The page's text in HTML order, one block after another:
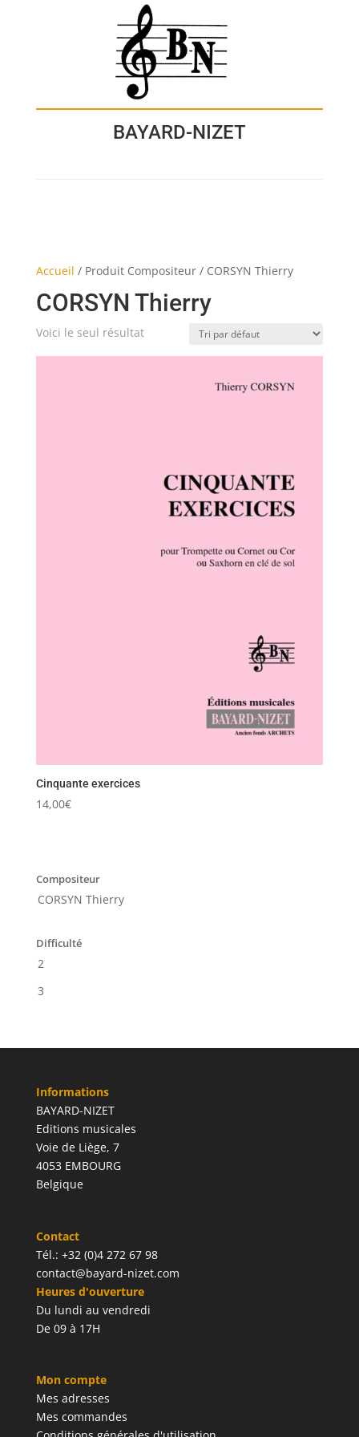
BAYARD-NIZET
Accueil / Produit Compositeur/ CORSYN Thierry
CORSYN Thierry
Voici le seul résultat
Cinquante exercices
14,00€
Compositeur
CORSYN Thierry
Difficulté
2
3
Informations
BAYARD-NIZET
Editions musicales
Voie de Liège, 7
4053 EMBOURG
Belgique
Contact
Tél.: +32 (0)4 272 67 98
contact@bayard-nizet.com
Heures d'ouverture
Du lundi au vendredi
De 09 à 17H
Mon compte
Mes adresses
Mes commandes